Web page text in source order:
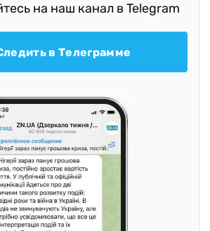
на наш канал в Telegram
в Телеграмме